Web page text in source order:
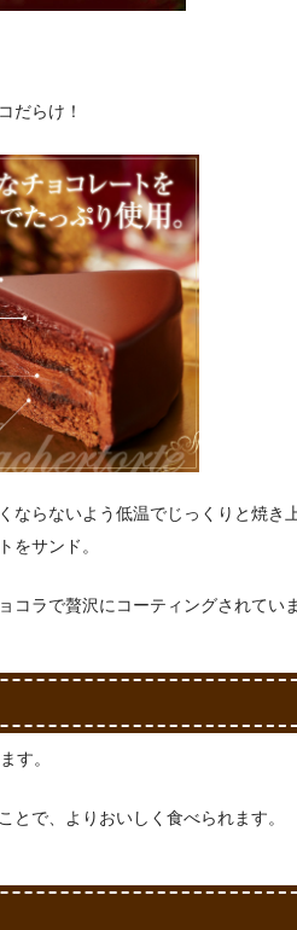
だらけ！
らないよう低温でじっくりと焼き
をサンド。
ラで贅沢にコーティングされていま
す。
で、よりおいしく食べられます。